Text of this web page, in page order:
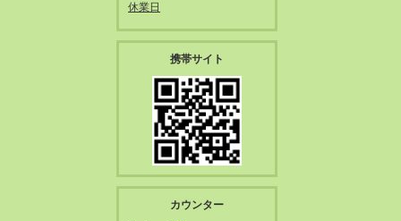
休業日
携帯サイト
カウンター